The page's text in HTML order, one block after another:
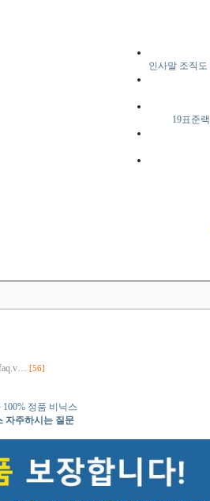
인사말 조직도
19표준랙
[56]
100% 정품 비닉스
자주하시는 질문